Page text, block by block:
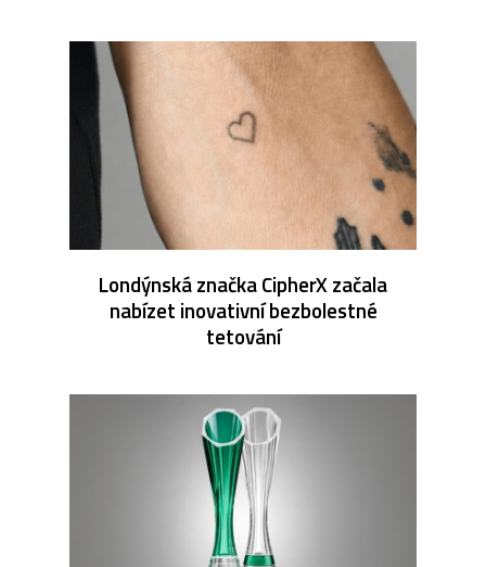
Londýnská značka CipherX začala
nabízet inovativní bezbolestné
tetování